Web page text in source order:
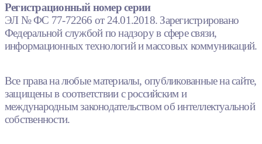
Регистрационный номер серии
ЭЛ № ФС 77-72266 от 24.01.2018. Зарегистрировано
Федеральной службой по надзору в сфере связи,
информационных технологий и массовых коммуникаций.
Все права на любые материалы, опубликованные на сайте,
защищены в соответствии с российским и
международным законодательством об интеллектуальной
собственности.